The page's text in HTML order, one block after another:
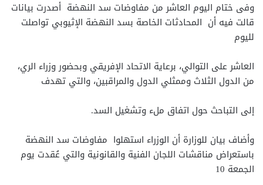
وفى ختام اليوم العاشر من مفاوضات سد النهضة أصدرت بيانات
قالت فيه أن المحادثات الخاصة بسد النهضة الإثيوبي تواصلت
لليوم
العاشر على التوالي، برعاية الاتحاد الإفريقي وبحضور وزراء الري،
من الدول الثلاث وممثلي الدول والمراقبين، والتي تهدف
إلى التباحث حول اتفاق ملء وتشغيل السد.
وأضاف بيان للوزارة أن الوزراء استهلوا مفاوضات سد النهضة
باستعراض مناقشات اللجان الفنية والقانونية والتي عُقدت يوم
الجمعة 10